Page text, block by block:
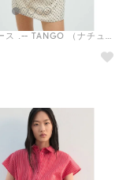
ミニワンピース .-- TANGO （ナチュラルホワイト）